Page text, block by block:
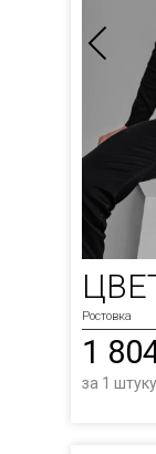
Ростовка
1
за 1 штуку